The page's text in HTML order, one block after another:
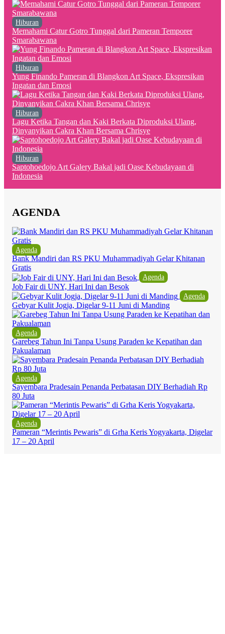
Hiburan
Memahami Catur Gotro Tunggal dari Pameran Temporer
Smarabawana
Hiburan
Yung Finando Pameran di Blangkon Art Space, Ekspresikan
Ingatan dan Emosi
Hiburan
Lagu Ketika Tangan dan Kaki Berkata Diproduksi Ulang,
Dinyanyikan Cakra Khan Bersama Chrisye
Hiburan
Saptohoedojo Art Galery Bakal jadi Oase Kebudayaan di
Indonesia
AGENDA
Agenda
Bank Mandiri dan RS PKU Muhammadiyah Gelar Khitanan
Gratis
Agenda
Job Fair di UNY, Hari Ini dan Besok
Agenda
Gebyar Kulit Jogja, Digelar 9-11 Juni di Manding
Agenda
Garebeg Tahun Ini Tanpa Usung Paraden ke Kepatihan dan
Pakualaman
Agenda
Sayembara Pradesain Penanda Perbatasan DIY Berhadiah Rp
80 Juta
Agenda
Pameran “Merintis Pewaris” di Grha Keris Yogyakarta, Digelar
17 – 20 April